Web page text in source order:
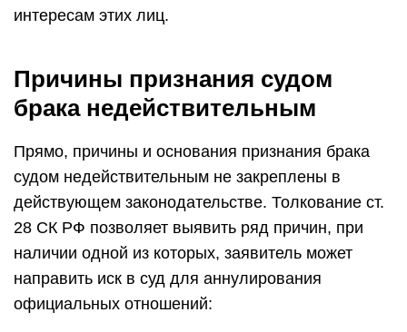
интересам этих лиц.
Причины признания судом
брака недействительным
Прямо, причины и основания признания брака
судом недействительным не закреплены в
действующем законодательстве. Толкование ст.
28 СК РФ позволяет выявить ряд причин, при
наличии одной из которых, заявитель может
направить иск в суд для аннулирования
официальных отношений: